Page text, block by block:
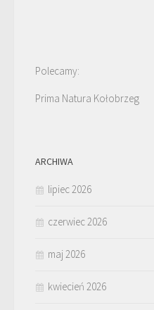
Polecamy:
Prima Natura Kołobrzeg
ARCHIWA
lipiec 2026
czerwiec 2026
maj 2026
kwiecień 2026